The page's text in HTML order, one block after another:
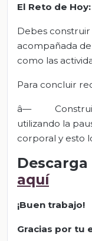
El Reto de Hoy:
Debes
acompañada de
como las
Para concluir
â—
utilizando la
corporal y esto
aquí
¡Buen trabajo!
Gracias por tu